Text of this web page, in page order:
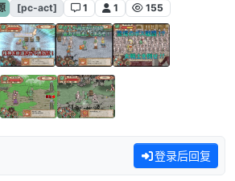
[pc-act] 1 1 155
登录后回复